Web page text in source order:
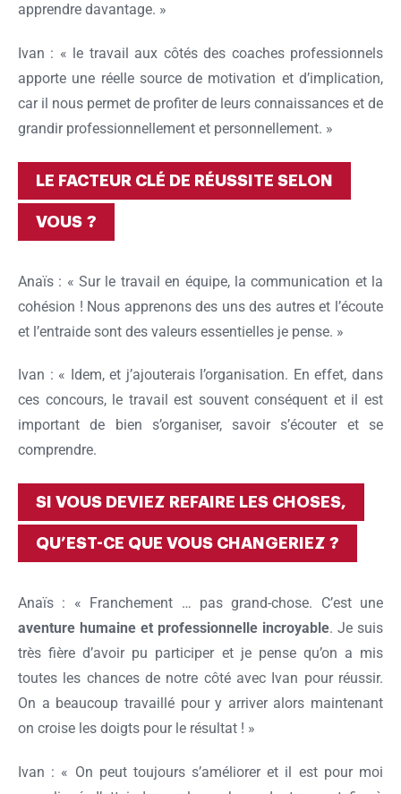
apprendre davantage. »
Ivan : « le travail aux côtés des coaches professionnels
apporte une réelle source de motivation et d’implication,
car il nous permet de profiter de leurs connaissances et de
grandir professionnellement et personnellement. »
LE FACTEUR CLÉ DE RÉUSSITE SELON
VOUS ?
Anaïs : « Sur le travail en équipe, la communication et la
cohésion ! Nous apprenons des uns des autres et l’écoute
et l’entraide sont des valeurs essentielles je pense. »
Ivan : « Idem, et j’ajouterais l’organisation. En effet, dans
ces concours, le travail est souvent conséquent et il est
important de bien s’organiser, savoir s’écouter et se
comprendre.
SI VOUS DEVIEZ REFAIRE LES CHOSES,
QU’EST-CE QUE VOUS CHANGERIEZ ?
Anaïs : « Franchement … pas grand-chose. C’est une
aventure humaine et professionnelle incroyable. Je suis
très fière d’avoir pu participer et je pense qu’on a mis
toutes les chances de notre côté avec Ivan pour réussir.
On a beaucoup travaillé pour y arriver alors maintenant
on croise les doigts pour le résultat ! »
Ivan : « On peut toujours s’améliorer et il est pour moi